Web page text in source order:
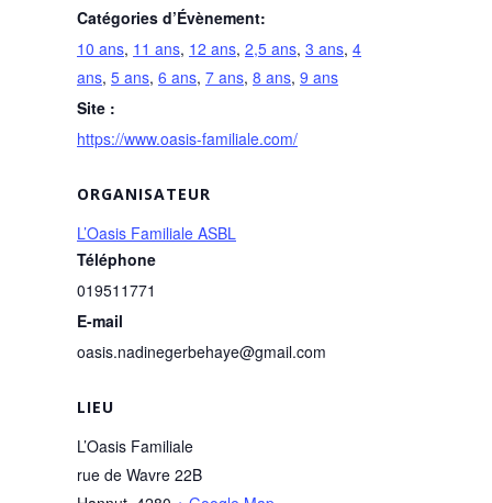
Catégories d’Évènement:
10 ans, 11 ans, 12 ans, 2,5 ans, 3 ans, 4
ans, 5 ans, 6 ans, 7 ans, 8 ans, 9 ans
Site :
https://www.oasis-familiale.com/
LIEU
L’Oasis Familiale
rue de Wavre 22B
ORGANISATEUR
L’Oasis Familiale ASBL
Téléphone
019511771
E-mail
oasis.nadinegerbehaye@gmail.com